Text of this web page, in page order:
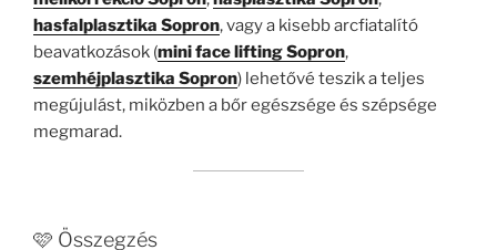
hasfalplasztika Sopron, vagy a kisebb arcfiatalító
beavatkozások (mini face lifting Sopron,
szemhéjplasztika Sopron) lehetővé teszik a teljes
megújulást, miközben a bőr egészsége és szépsége
megmarad.
🩷 Összegzés